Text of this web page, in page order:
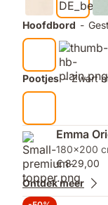
Hoofdbord -
Pootjes - Zwart
Emma
180x200
€ 829,00
Ontdek meer